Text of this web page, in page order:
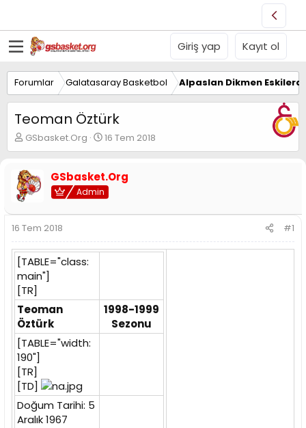
Giriş yap Kayıt ol
Forumlar Galatasaray Basketbol Alpaslan Dikmen
Teoman Öztürk
K
o
u
y
u
B
a
ş
l
a
t
a
n
GSbasket.Org
B
a
l
a
n
g
t
h
i
16 Tem 2018
GSbasket.Org
Admin
16 Tem 2018 #1
[TABLE="class:
main"]
[TR]
Teoman
Öztürk
1998-1999
Sezonu
[TABLE="width:
190"]
[TR]
[TD]
Doğum Tarihi: 5
Aralık 1967